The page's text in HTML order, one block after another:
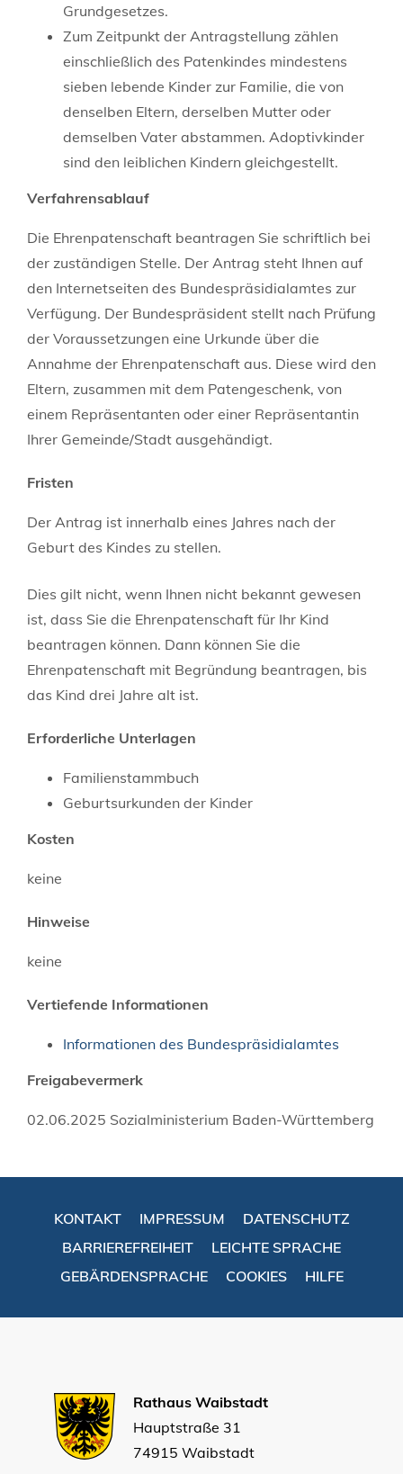
Grundgesetzes.
Zum Zeitpunkt der Antragstellung zählen
einschließlich des Patenkindes mindestens
sieben lebende Kinder zur Familie, die von
denselben Eltern, derselben Mutter oder
demselben Vater abstammen. Adoptivkinder
sind den leiblichen Kindern gleichgestellt.
Verfahrensablauf
Die Ehrenpatenschaft beantragen Sie schriftlich bei
der zuständigen Stelle. Der Antrag steht Ihnen auf
den Internetseiten des Bundespräsidialamtes zur
Verfügung. Der Bundespräsident stellt nach Prüfung
der Voraussetzungen eine Urkunde über die
Annahme der Ehrenpatenschaft aus. Diese wird den
Eltern, zusammen mit dem Patengeschenk, von
einem Repräsentanten oder einer Repräsentantin
Ihrer Gemeinde/Stadt ausgehändigt.
Fristen
Der Antrag ist innerhalb eines Jahres nach der
Geburt des Kindes zu stellen.
Dies gilt nicht, wenn Ihnen nicht bekannt gewesen
ist, dass Sie die Ehrenpatenschaft für Ihr Kind
beantragen können. Dann können Sie die
Ehrenpatenschaft mit Begründung beantragen, bis
das Kind drei Jahre alt ist.
Erforderliche Unterlagen
Familienstammbuch
Geburtsurkunden der Kinder
Kosten
keine
Hinweise
keine
Vertiefende Informationen
Informationen des Bundespräsidialamtes
Freigabevermerk
02.06.2025 Sozialministerium Baden-Württemberg
KONTAKT IMPRESSUM
DATENSCHUTZ
BARRIEREFREIHEIT
LEICHTE SPRACHE
GEBÄRDENSPRACHE
COOKIES HILFE
Rathaus Waibstadt
Hauptstraße 31
74915 Waibstadt